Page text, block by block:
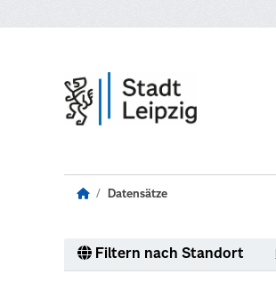
Datensätze
Filtern nach Standort